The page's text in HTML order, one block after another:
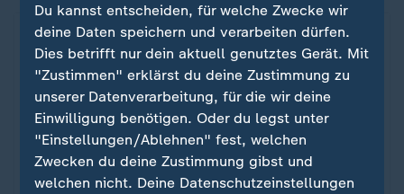
Du kannst entscheiden, für welche Zwecke wir
deine Daten speichern und verarbeiten dürfen.
Dies betrifft nur dein aktuell genutztes Gerät. Mit
"Zustimmen" erklärst du deine Zustimmung zu
unserer Datenverarbeitung, für die wir deine
Einwilligung benötigen. Oder du legst unter
"Einstellungen/Ablehnen" fest, welchen
Zwecken du deine Zustimmung gibst und
welchen nicht. Deine Datenschutzeinstellungen